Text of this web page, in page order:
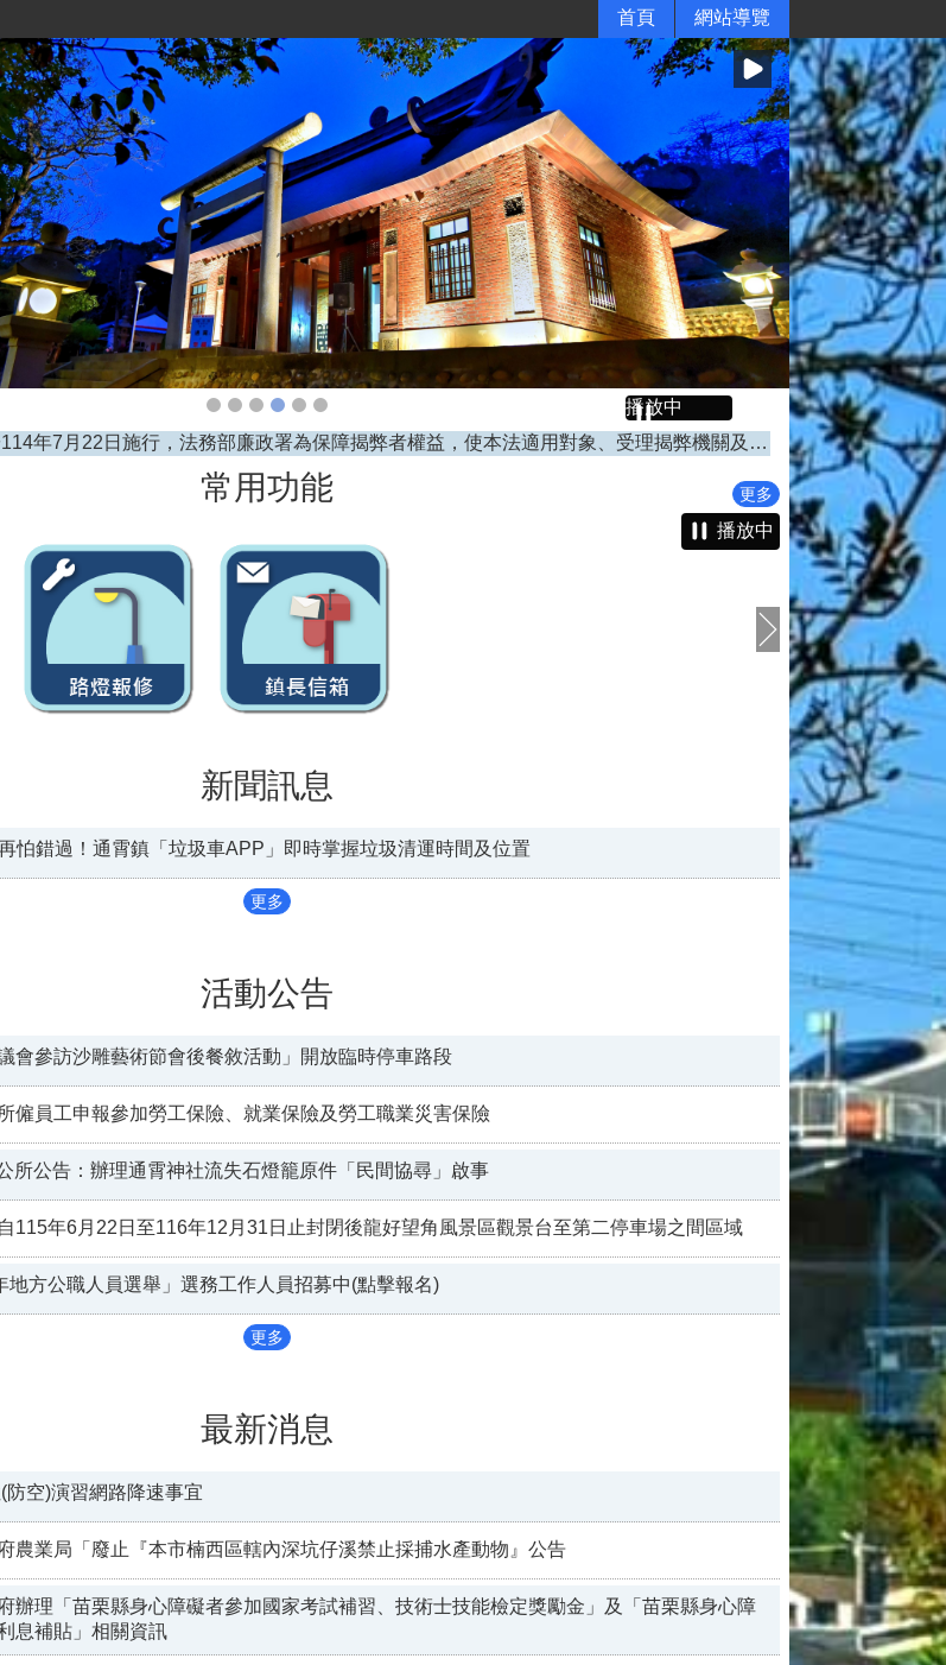
首頁 網站導覽
播放中
公益揭弊者保護法已於114年7月22日施行，法務部廉政署為保障揭弊者權益，使本法適用對象、受理揭弊機關及社會各界均能充分瞭解立法目的、規範架構、揭弊程序及揭弊者相關權益保障等事項，業將相關資料置於揭弊者保護專區。
報參加勞工保險、就業保險及勞工職業災害保險
專線 0800-024-099(撥通後再按4)。
本（115）年度逾期未辦理繼承登記土地及建物列管作業公告，期間為 4月1日起至6月30日止，請速洽所轄地政事務所辦理繼承登記
常用功能
播放中
更多
新聞訊息
怕錯過！通霄鎮「垃圾車APP」即時掌握垃圾清運時間及位置
更多
活動公告
會參訪沙雕藝術節會後餐敘活動」開放臨時停車路段
僱員工申報參加勞工保險、就業保險及勞工職業災害保險
所公告：辦理通霄神社流失石燈籠原件「民間協尋」啟事
115年6月22日至116年12月31日止封閉後龍好望角風景區觀景台至第二停車場之間區域
地方公職人員選舉」選務工作人員招募中(點擊報名)
更多
最新消息
防空)演習網路降速事宜
農業局「廢止『本市楠西區轄內深坑仔溪禁止採捕水產動物』公告
辦理「苗栗縣身心障礙者參加國家考試補習、技術士技能檢定獎勵金」及「苗栗縣身心障
息補貼」相關資訊